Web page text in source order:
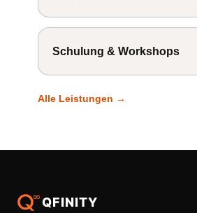
Schulung & Workshops
Alle Leistungen →
QFINITY